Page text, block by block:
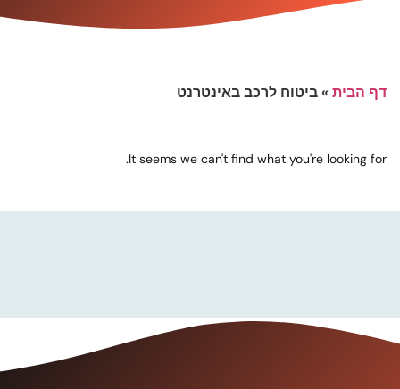
דף הבית»ביטוח לרכב באינטרנט
It seems we can't find what you're looking for.